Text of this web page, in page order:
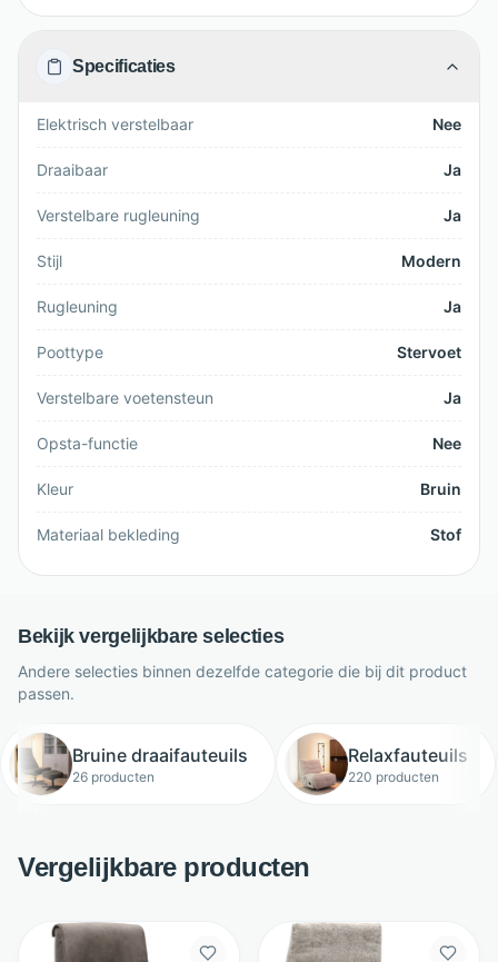
Specificaties
Elektrisch verstelbaar Nee
Draaibaar Ja
Verstelbare rugleuning Ja
Stijl Modern
Rugleuning Ja
Poottype Stervoet
Verstelbare voetensteun Ja
Opsta-functie Nee
Kleur Bruin
Materiaal bekleding Stof
Bekijk vergelijkbare selecties
Andere selecties binnen dezelfde categorie die bij dit product
passen.
Bruine draaifauteuils
26 producten
Relaxfauteuils
220 producten
Vergelijkbare producten